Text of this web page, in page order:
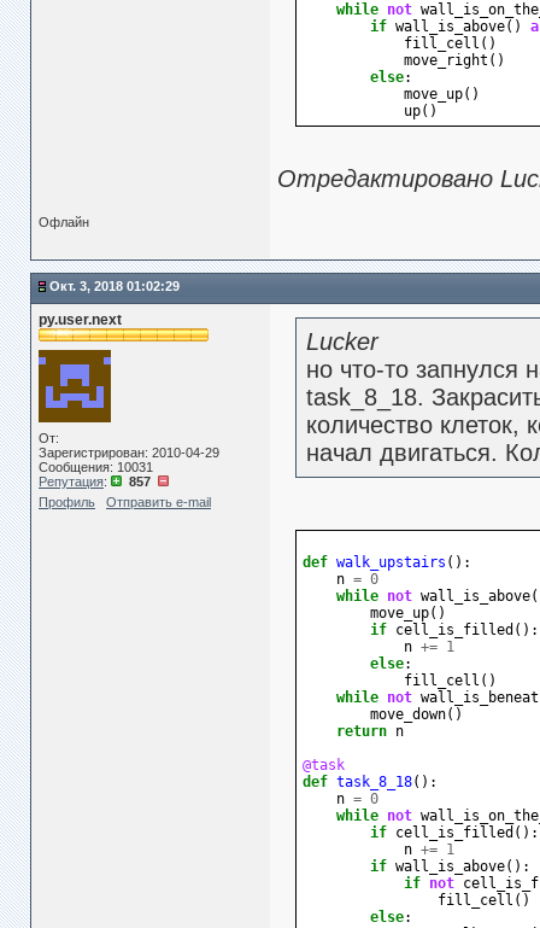
while not
if wall_is_above()
fill_cell ()
move_right ()
else:
move_up()
up()
Отредактировано
Офлайн
Окт. 3, 2018 01:02:29
py.user.next
От:
Зарегистрирован: 2010-04-29
Сообщения: 10031
Репутация:
857
Профиль
Отправить e-mail
Lucker
но что-то запнулся
task_8_18.
количество
начал двигаться.
def walk_upstairs ():
n = 0
while not wall_is_above
move_up()
if cell_is_filled ():
n += 1
else:
fill_cell ()
while not
move_down()
return n
@task
def task_8_18():
n = 0
while not
if cell_is_filled ():
n += 1
if wall_is_above():
if not
fill_cell ()
else: